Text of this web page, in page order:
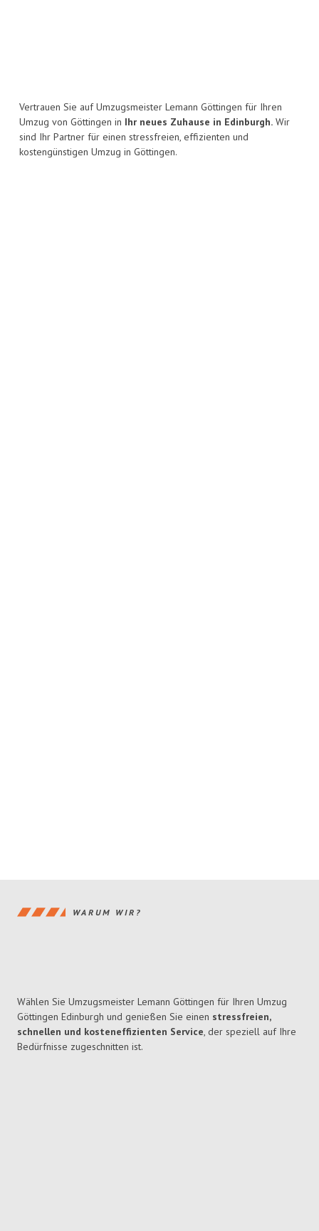
Vertrauen Sie auf Umzugsmeister Lemann Göttingen für Ihren
Umzug von Göttingen in Ihr neues Zuhause in Edinburgh. Wir
sind Ihr Partner für einen stressfreien, effizienten und
kostengünstigen Umzug in Göttingen.
WARUM WIR?
Wählen Sie Umzugsmeister Lemann Göttingen für Ihren Umzug
Göttingen Edinburgh und genießen Sie einen stressfreien,
schnellen und kosteneffizienten Service, der speziell auf Ihre
Bedürfnisse zugeschnitten ist.